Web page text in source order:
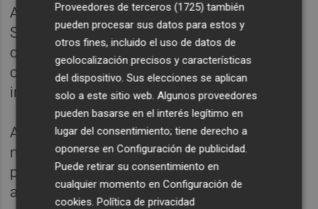
Además, las zonas de Ibiza, Santa Eulària,
Santa Gertrudis y Es Canar, que son puntos
clave en el transcurso de la prueba, han
contado con un refuerzo de un buzoneo
informativo para informar a sus vecinos.
Además, la organización ha habilitado un
número de teléfono de asistencia específico
para atender las dudas respecto a la
afectación al tráfico: 681 25 72 10.
Proveedores de terceros (1725) también
pueden procesar sus datos para estos y
otros fines, incluido el uso de datos de
geolocalización precisos y características
del dispositivo. Sus elecciones se aplican
solo a este sitio web. Algunos proveedores
pueden basarse en el interés legítimo en
lugar del consentimiento; tiene derecho a
oponerse enConfiguración de publicidad.
Puede retirar su consentimiento en
cualquier momento enConfiguración de
cookies.Política de privacidad